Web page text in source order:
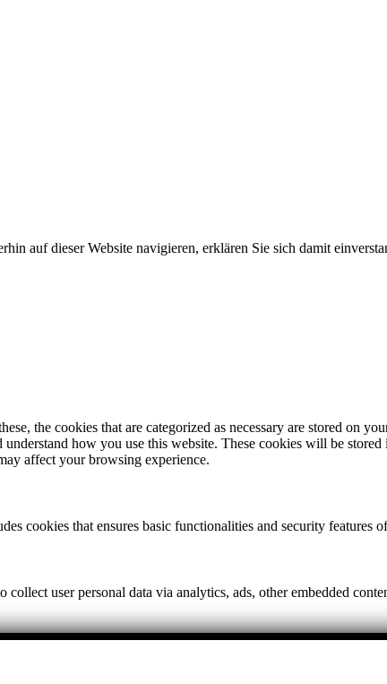
auf dieser Website navigieren, erklären Sie sich damit
the cookies that are categorized as necessary are stored on
how you use this website. These cookies will be
affect your browsing experience.
cookies that ensures basic functionalities and security features
user personal data via analytics, ads, other embedded